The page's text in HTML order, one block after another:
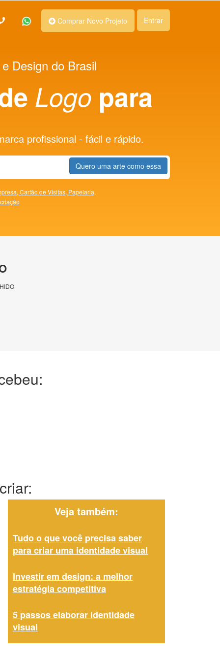
Comprar Novo Projeto Entrar
Design do Brasil
Logo para
profissional - fácil e rápido.
Quero uma arte como essa
Cartão de Visitas, Papelaria,
Veja também:
Tudo o que você precisa saber
para criar uma identidade visual
Investir em design: a melhor
estratégia competitiva
5 passos elaborar identidade
visual